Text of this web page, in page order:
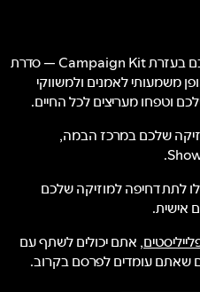
הגדילו את התהודה של המוזיקה שלכם בעזרת Campaign Kit — סדרת
משמעותי לאמנים ולמשווקי
וטפחו מעריצים לכל החיים.
שלכם במרכז הבמה,
לתת דחיפה למוזיקה שלכם
אישית.
, אתם יכולים לשתף עם